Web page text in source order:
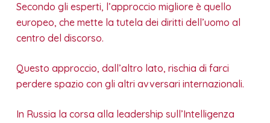
Secondo gli esperti, l’approccio migliore è quello
europeo, che mette la tutela dei diritti dell’uomo al
centro del discorso.
Questo approccio, dall’altro lato, rischia di farci
perdere spazio con gli altri avversari internazionali.
In Russia la corsa alla leadership sull’Intelligenza